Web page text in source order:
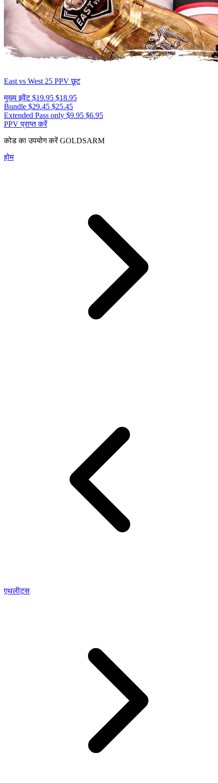
East vs West 25 PPV छूट
मुख्य इवेंट$19.95 $18.95
Bundle $29.45 $25.45
Extended Pass only $9.95 $6.95
PPV प्राप्त करें
कोड का उपयोग करेंGOLDSARM
होम
एथलीट्स